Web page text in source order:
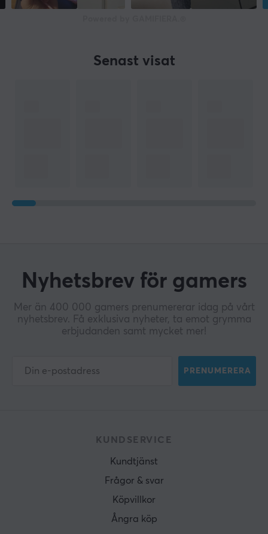
Senast visat
Nyhetsbrev för gamers
Mer än 400 000 gamers prenumererar idag på vårt
nyhetsbrev. Få exklusiva nyheter, ta emot grymma
erbjudanden samt mycket mer!
PRENUMERERA
KUNDSERVICE
Kundtjänst
Frågor & svar
Köpvillkor
Ångra köp